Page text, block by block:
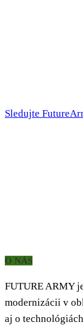
Sledujte
O NÁS
FUTURE ARMY
modernizácii v
aj o